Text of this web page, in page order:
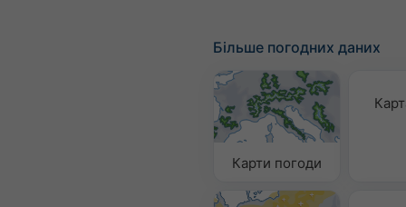
Більше погодних даних
Карти погоди